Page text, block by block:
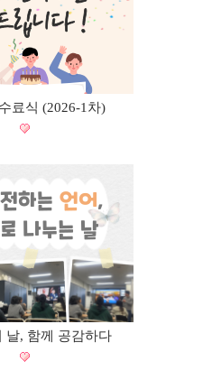
료식 (2026-1차)
날, 함께 공감하다